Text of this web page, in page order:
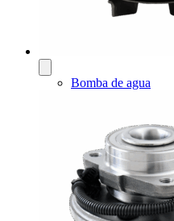
Bomba de agua